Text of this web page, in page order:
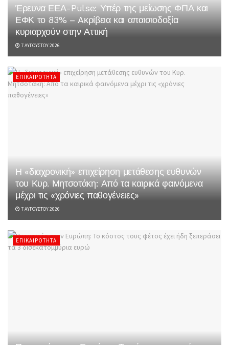
Έρευνα ΕΕΑ-Pulse: Υπέρ της μείωσης ΦΠΑ και
ΕΦΚ το 83% – Aκρίβεια και απαισιοδοξία
κυριαρχούν στην Αττική
7 ΑΥΓΟΎΣΤΟΥ 2026
ΕΠΙΚΑΙΡΌΤΗΤΑ
Η «διαχρονική» επιχείρηση μετάθεσης ευθυνών
του Κυρ. Μητσοτάκη: Από τα καιρικά φαινόμενα
μέχρι τις «χρόνιες παθογένειες»
7 ΑΥΓΟΎΣΤΟΥ 2026
ΕΠΙΚΑΙΡΌΤΗΤΑ